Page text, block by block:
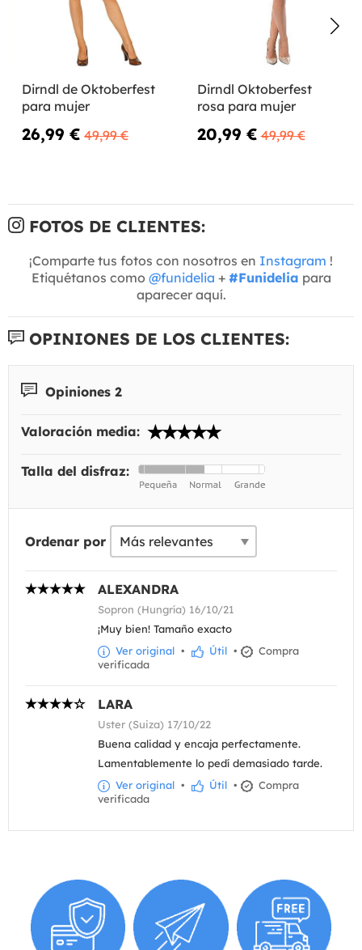
Dirndl de Oktoberfest
para mujer
26,99 € 49,99 €
Dirndl Oktoberfest
rosa para mujer
20,99 € 49,99 €
FOTOS DE CLIENTES:
¡Comparte tus fotos con nosotros en Instagram !
Etiquétanos como @funidelia + #Funidelia para
aparecer aquí.
OPINIONES DE LOS CLIENTES:
Opiniones 2
Valoración media:
Talla del disfraz:
Ordenar por
ALEXANDRA
Sopron (Hungría) 16/10/21
¡Muy bien! Tamaño exacto
Ver original • Útil •
Compra
verificada
LARA
Uster (Suiza) 17/10/22
Buena calidad y encaja perfectamente.
Lamentablemente lo pedí demasiado tarde.
Ver original • Útil •
Compra
verificada